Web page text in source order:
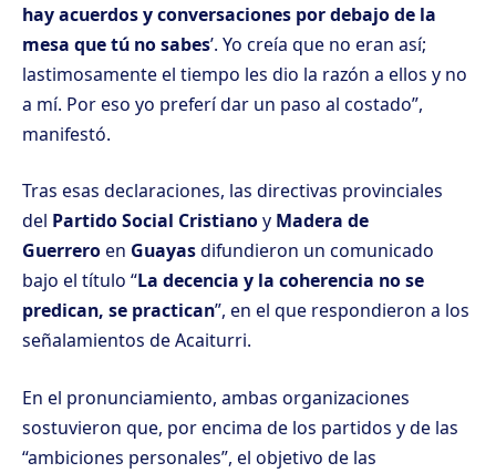
hay acuerdos y conversaciones por debajo de la
mesa que tú no sabes’. Yo creía que no eran así;
lastimosamente el tiempo les dio la razón a ellos y no
a mí. Por eso yo preferí dar un paso al costado”,
manifestó.
Tras esas declaraciones, las directivas provinciales
del Partido Social Cristianoy Madera de
Guerreroen Guayasdifundieron un comunicado
bajo el título “La decencia y la coherencia no se
predican, se practican”, en el que respondieron a los
señalamientos de Acaiturri.
En el pronunciamiento, ambas organizaciones
sostuvieron que, por encima de los partidos y de las
“ambiciones personales”, el objetivo de las